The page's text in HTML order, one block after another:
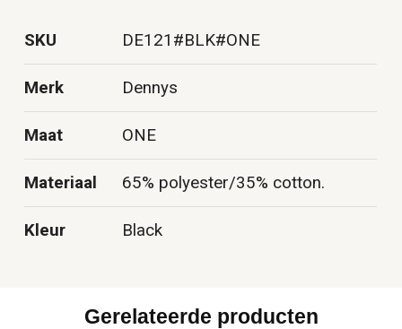
SKU DE121#BLK#ONE
Merk Dennys
Maat ONE
Materiaal 65% polyester/35% cotton.
Kleur Black
Gerelateerde producten